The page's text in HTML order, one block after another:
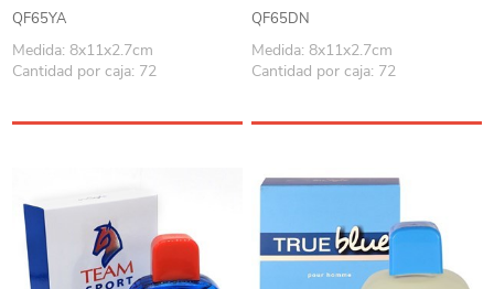
QF65YA
Medida: 8x11x2.7cm
Cantidad por caja: 72
QF65DN
Medida: 8x11x2.7cm
Cantidad por caja: 72